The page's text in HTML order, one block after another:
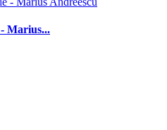
- Marius...